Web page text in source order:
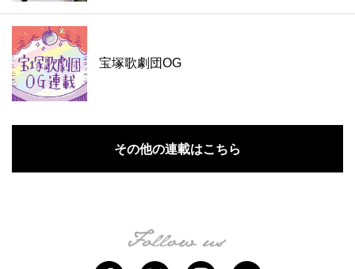
宝塚歌劇団OG
その他の連載はこちら